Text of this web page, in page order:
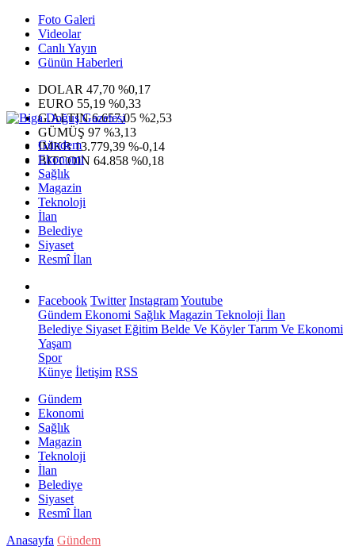
Foto Galeri
Videolar
Canlı Yayın
Günün Haberleri
DOLAR 47,70 %0,17
EURO 55,19 %0,33
G.ALTIN6.657,05 %2,53
GÜMÜŞ 97 %3,13
IMKB13.779,39 %-0,14
BITCOIN 64.858 %0,18
Gündem
Ekonomi
Sağlık
Magazin
Teknoloji
İlan
Belediye
Siyaset
Resmî İlan
Facebook Twitter InstagramYoutube
Gündem Ekonomi Sağlık Magazin Teknoloji İlan
Belediye Siyaset Eğitim Belde Ve KöylerTarım Ve Ekonomi
Yaşam
Spor
Künye İletişim RSS
Gündem
Ekonomi
Sağlık
Magazin
Teknoloji
İlan
Belediye
Siyaset
Resmî İlan
Anasayfa Gündem